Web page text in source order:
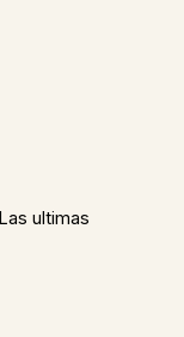
Las ultimas